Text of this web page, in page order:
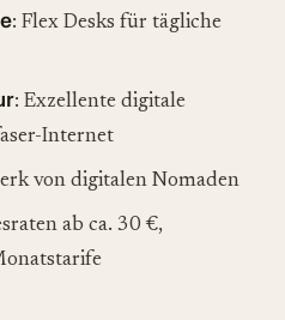
: Flex Desks für tägliche
: Exzellente digitale
Internet
von digitalen Nomaden
ab ca. 30 €,